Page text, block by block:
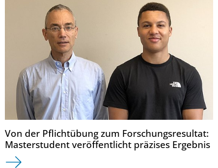
Von der Pflichtübung zum Forschungsresultat:
Masterstudent veröffentlicht präzises Ergebnis